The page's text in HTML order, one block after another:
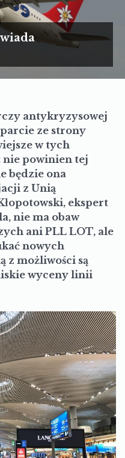
antykryzysowej
ze strony
w tych
nie powinien tej
będzie ona
z Unią
ekspert
nie ma obaw
ani PLL LOT, ale
nowych
z możliwości są
wyceny linii